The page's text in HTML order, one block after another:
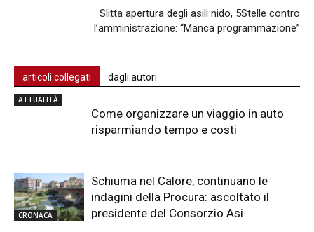
Slitta apertura degli asili nido, 5Stelle contro
l’amministrazione: “Manca programmazione”
articoli collegati dagli autori
ATTUALITÀ
Come organizzare un viaggio in auto
risparmiando tempo e costi
CRONACA
Schiuma nel Calore, continuano le
indagini della Procura: ascoltato il
presidente del Consorzio Asi